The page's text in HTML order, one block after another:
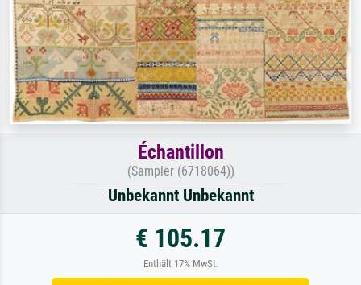
ex. Monet, Nuit étoilée,
impressionnisme, vague de Hokusai,
nu.
abstrait avec beaucoup de rouge,
tableau sombre, nu debout près d'un
arbre.
Échantillon
(Sampler (6718064))
Unbekannt Unbekannt
€ 105.17
Enthält 17% MwSt.